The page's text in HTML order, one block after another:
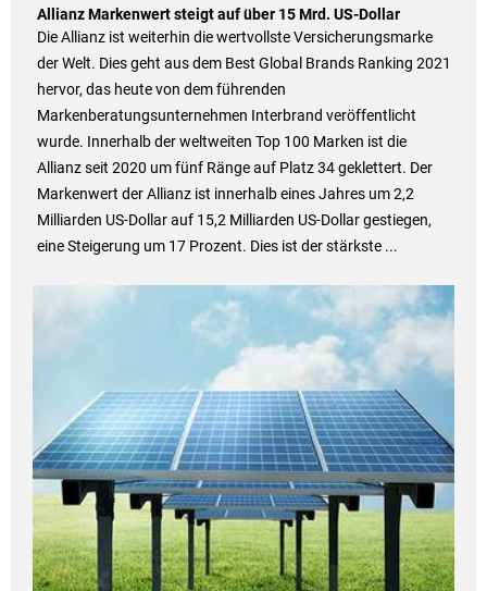
Allianz Markenwert steigt auf über 15 Mrd. US-Dollar
Die Allianz ist weiterhin die wertvollste Versicherungsmarke
der Welt. Dies geht aus dem Best Global Brands Ranking 2021
hervor, das heute von dem führenden
Markenberatungsunternehmen Interbrand veröffentlicht
wurde. Innerhalb der weltweiten Top 100 Marken ist die
Allianz seit 2020 um fünf Ränge auf Platz 34 geklettert. Der
Markenwert der Allianz ist innerhalb eines Jahres um 2,2
Milliarden US-Dollar auf 15,2 Milliarden US-Dollar gestiegen,
eine Steigerung um 17 Prozent. Dies ist der stärkste ...